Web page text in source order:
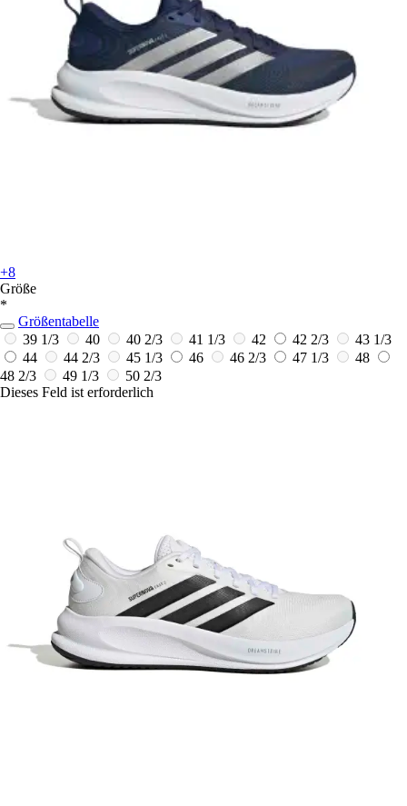
+8
Größe
*
Größentabelle
39 1/3
40 40 2/3 41 1/3 42 42 2/3
43 1/3
44
44 2/3 45 1/3 46 46 2/3 47 1/3
48
48 2/3
49 1/3
50 2/3
Dieses Feld ist erforderlich